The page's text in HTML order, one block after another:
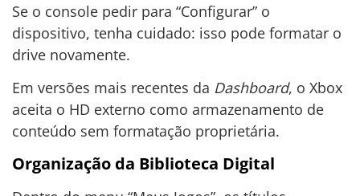
Se o console pedir para “Configurar” o
dispositivo, tenha cuidado: isso pode formatar o
drive novamente.
Em versões mais recentes da Dashboard, o Xbox
aceita o HD externo como armazenamento de
conteúdo sem formatação proprietária.
Organização da Biblioteca Digital